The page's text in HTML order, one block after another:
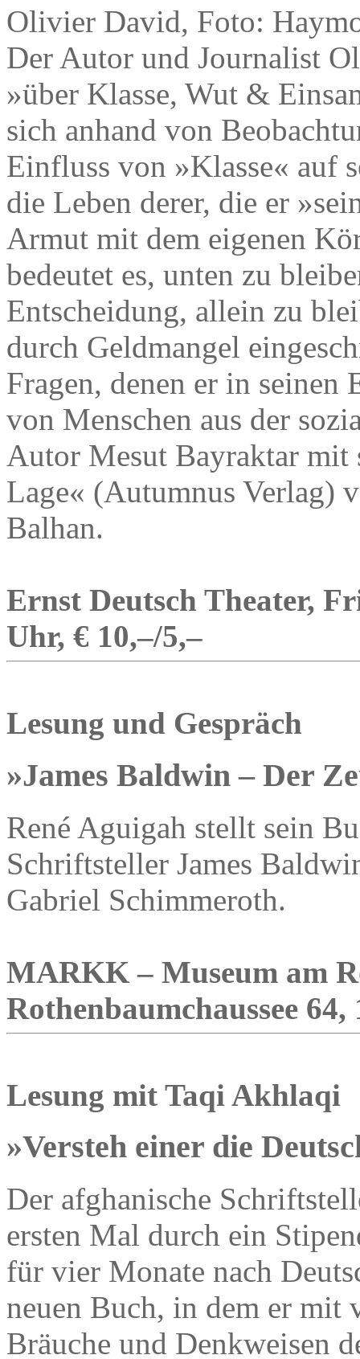
Olivier David, Foto:
Der Autor und Journalist
»über Klasse, Wut &
sich anhand von
Einfluss von »Klasse« auf
die Leben derer, die er
Armut mit dem eigenen
bedeutet es, unten zu
Entscheidung, allein zu
durch Geldmangel
Fragen, denen er in seinen
von Menschen aus der
Autor Mesut Bayraktar mit
Lage« (Autumnus Verlag)
Balhan.
Ernst Deutsch Theater,
Uhr, € 10,–/5,–
Lesung und Gespräch
»James Baldwin – Der
René Aguigah stellt sein
Schriftsteller James
Gabriel Schimmeroth.
MARKK – Museum am
Rothenbaumchaussee
Lesung mit Taqi Akhlaqi
»Versteh einer die
Der afghanische
ersten Mal durch ein
für vier Monate nach
neuen Buch, in dem er
Bräuche und Denkweisen